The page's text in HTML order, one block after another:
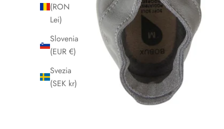
(RON
Lei)
Slovenia
(EUR €)
Svezia
(SEK kr)